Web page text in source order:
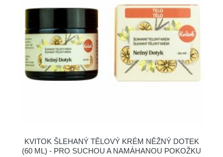
KVITOK ŠLEHANÝ TĚLOVÝ KRÉM NĚŽNÝ DOTEK
(60 ML) - PRO SUCHOU A NAMÁHANOU POKOŽKU